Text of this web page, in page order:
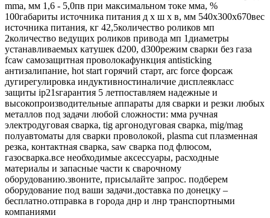
mma, мм 1,6 - 5,0пв при максимальном токе мма, %
100габариты источника питания д х ш х в, мм 540х300х670вес
источника питания, кг 42,5количество роликов мп
2количество ведущих роликов привода мп 1диаметры
устанавливаемых катушек d200, d300режим сварки без газа
fcaw самозащитная проволокафункция antisticking
антизалипание, hot start горячий старт, arc force форсаж
дугирегулировка индуктивностиналичие дисплеякласс
защиты ip21sгарантия 5 летпоставляем надежные и
высокопроизводительные аппараты для сварки и резки любых
металлов под задачи любой сложности: мма ручная
электродуговая сварка, tig аргонодуговая сварка, mig/mag
полуавтоматы для сварки проволокой, plasma cut плазменная
резка, контактная сварка, saw сварка под флюсом,
газосварка.все необходимые аксессуары, расходные
материалы и запасные части к сварочному
оборудованию.звоните, присылайте запрос. подберем
оборудование под ваши задачи.доставка по донецку –
бесплатно.отправка в города днр и лнр транспортными
компаниями